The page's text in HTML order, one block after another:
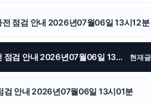
광진하수구막힘
애견파양
김포공항주차대행
인스타그램 좋아요
전 점검 안내 2026년07월06일 13시12분
금천구하수구막힘 사전 점검 안내 2026년07월06일 13시06분 현재글
검 안내 2026년07월06일 13시01분